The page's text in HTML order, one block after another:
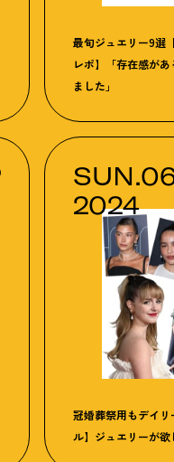
最旬ジュエリー9選
レポ】「存在感が
ました」
2024
冠婚葬祭用もデイ
ル】ジュエリーが欲